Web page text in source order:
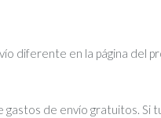
diferente en la página del
de envío gratuitos. Si